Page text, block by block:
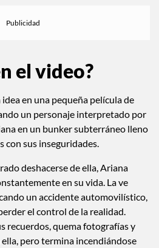
el video?
en una pequeña película de
un personaje interpretado por
en un bunker subterráneo lleno
con sus inseguridades.
deshacerse de ella, Ariana
en su vida. La ve
un accidente automovilístico,
el control de la realidad.
recuerdos, quema fotografías y
pero termina incendiándose